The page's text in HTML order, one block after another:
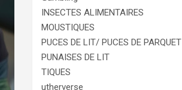
INSECTES ALIMENTAIRES
MOUSTIQUES
PUCES DE LIT/ PUCES DE PARQUET
PUNAISES DE LIT
TIQUES
utherverse